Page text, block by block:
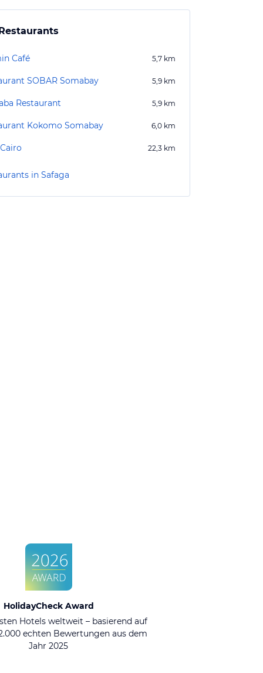
Café 5,7 km
SOBAR Somabay 5,9 km
Restaurant 5,9 km
Kokomo Somabay 6,0 km
22,3 km
in Safaga
HolidayCheck Award
Hotels weltweit – basierend auf
echten Bewertungen aus dem
Jahr 2025